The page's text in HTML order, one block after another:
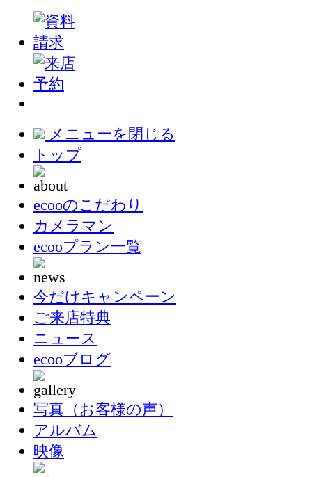
メニューを閉じる
トップ
ecooのこだわり
カメラマン
ecooプラン一覧
今だけキャンペーン
ご来店特典
ニュース
ecooブログ
写真（お客様の声）
アルバム
映像